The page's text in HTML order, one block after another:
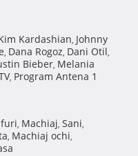
Kardashian, Johnny
, Dana Rogoz, Dani Otil,
Bieber, Melania
, Program Antena 1
, Machiaj, Sani,
, Machiaj ochi,